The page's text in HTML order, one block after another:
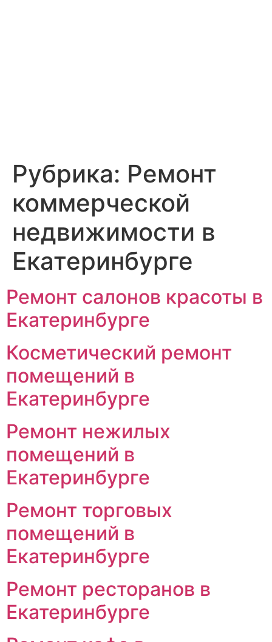
Рубрика: Ремонт
коммерческой
недвижимости в
Екатеринбурге
Ремонт салонов красоты в
Екатеринбурге
Косметический ремонт
помещений в
Екатеринбурге
Ремонт нежилых
помещений в
Екатеринбурге
Ремонт торговых
помещений в
Екатеринбурге
Ремонт ресторанов в
Екатеринбурге